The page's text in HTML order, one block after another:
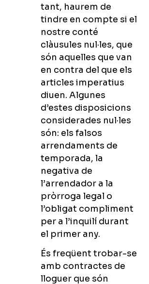
tant, haurem de
tindre en compte si el
nostre conté
clàusules nul·les, que
són aquelles que van
en contra del que els
articles imperatius
diuen. Algunes
d’estes disposicions
considerades nul·les
són: els falsos
arrendaments de
temporada, la
negativa de
l’arrendador a la
pròrroga legal o
l’obligat compliment
per a l’inquilí durant
el primer any.
És freqüent trobar-se
amb contractes de
lloguer que són